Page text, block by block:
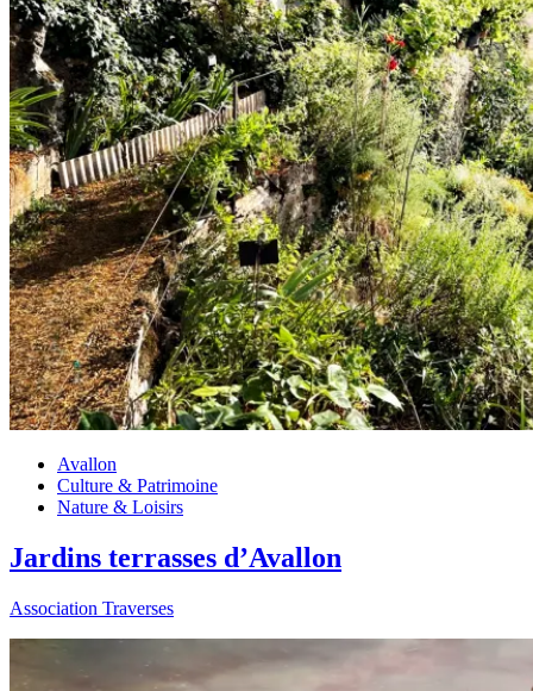
Avallon
Culture & Patrimoine
Nature & Loisirs
Jardins terrasses d’Avallon
Association Traverses